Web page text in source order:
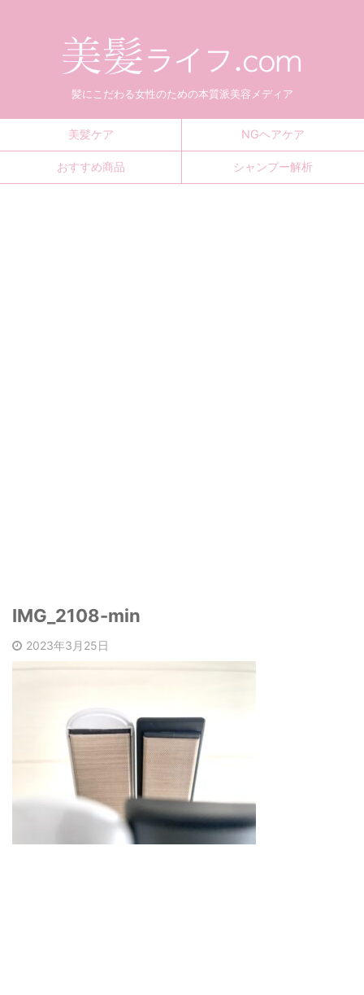
髪にこだわる女性のための本質派美容メディア
美髪ケア NGヘアケア
おすすめ商品 シャンプー解析
IMG_2108-min
2023年3月25日